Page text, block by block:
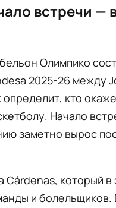
встречи —
Олимпико
2025-26 между
кто
Начало
заметно вырос
Cárdenas, который в
и болельщиков.